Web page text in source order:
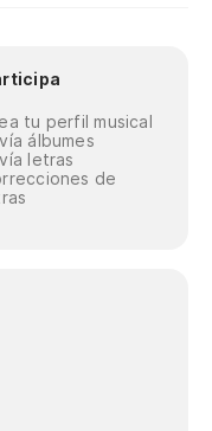
tu perfil musical
álbumes
letras
de